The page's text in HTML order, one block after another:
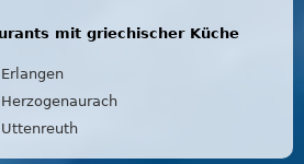
mit griechischer Küche
Erlangen
Herzogenaurach
Uttenreuth